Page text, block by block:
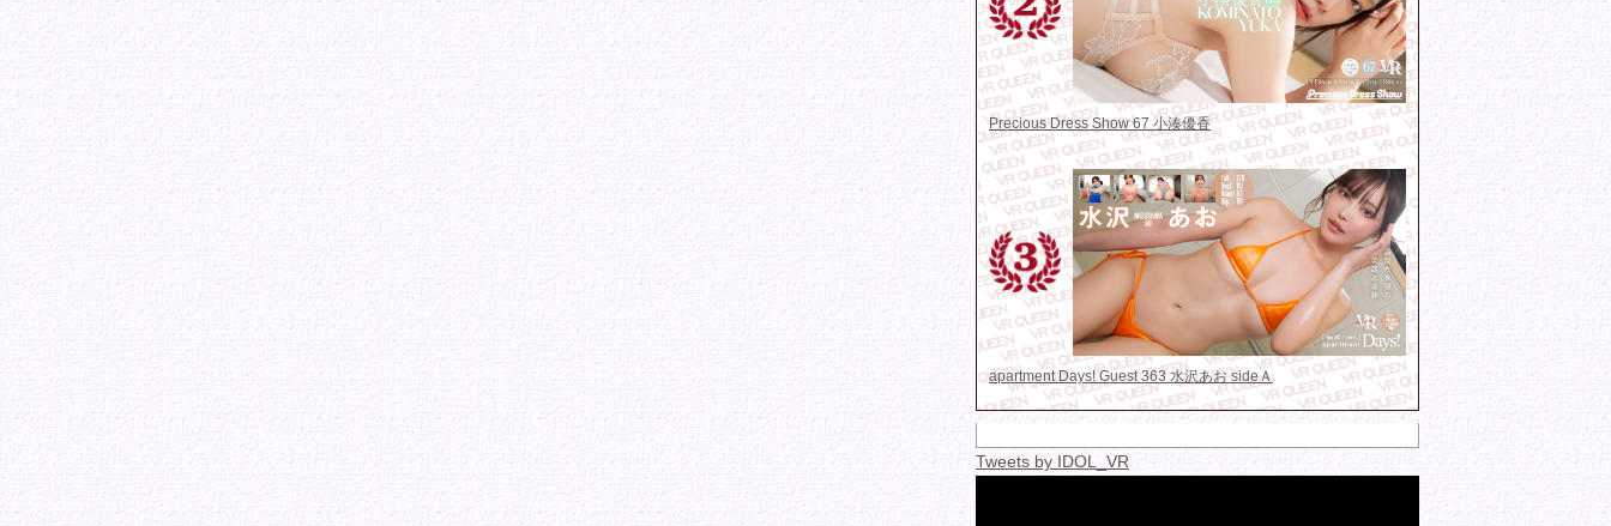
Precious Dress Show 67 小湊優香
apartment Days! Guest 363 水沢あお sideＡ
Tweets by IDOL_VR